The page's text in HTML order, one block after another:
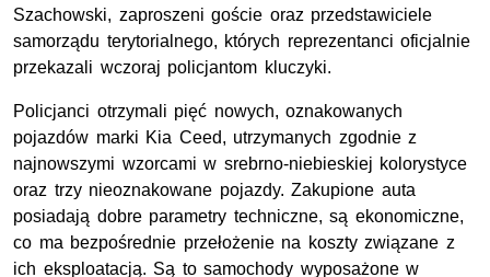
Szachowski, zaproszeni goście oraz przedstawiciele
samorządu terytorialnego, których reprezentanci oficjalnie
przekazali wczoraj policjantom kluczyki.
Policjanci otrzymali pięć nowych, oznakowanych
pojazdów marki Kia Ceed, utrzymanych zgodnie z
najnowszymi wzorcami w srebrno-niebieskiej kolorystyce
oraz trzy nieoznakowane pojazdy. Zakupione auta
posiadają dobre parametry techniczne, są ekonomiczne,
co ma bezpośrednie przełożenie na koszty związane z
ich eksploatacją. Są to samochody wyposażone w